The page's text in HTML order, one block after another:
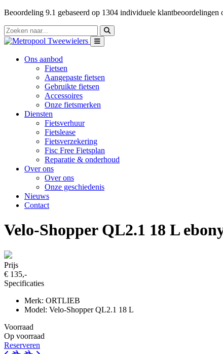
Beoordeling 9.1 gebaseerd op 1304 individuele klantbeoordelingen
Ons aanbod
Fietsen
Aangepaste fietsen
Gebruikte fietsen
Accessoires
Onze fietsmerken
Diensten
Fietsverhuur
Fietslease
Fietsverzekering
Fisc Free Fietsplan
Reparatie & onderhoud
Over ons
Over ons
Onze geschiedenis
Nieuws
Contact
Velo-Shopper QL2.1 18 L
Prijs
€ 135,-
Specificaties
Merk: ORTLIEB
Model: Velo-Shopper QL2.1 18 L
Voorraad
Op voorraad
Reserveren